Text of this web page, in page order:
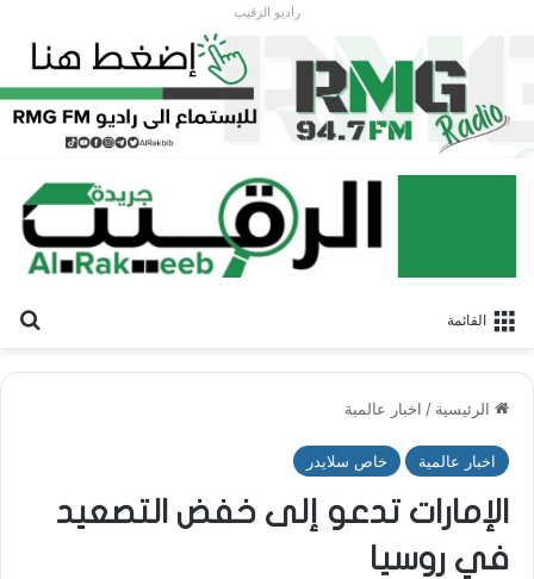
راديو الرقيب
القائمة
الرئيسية / اخبار عالمية
اخبار عالمية خاص سلايدر
الإمارات تدعو إلى خفض التصعيد
في روسيا